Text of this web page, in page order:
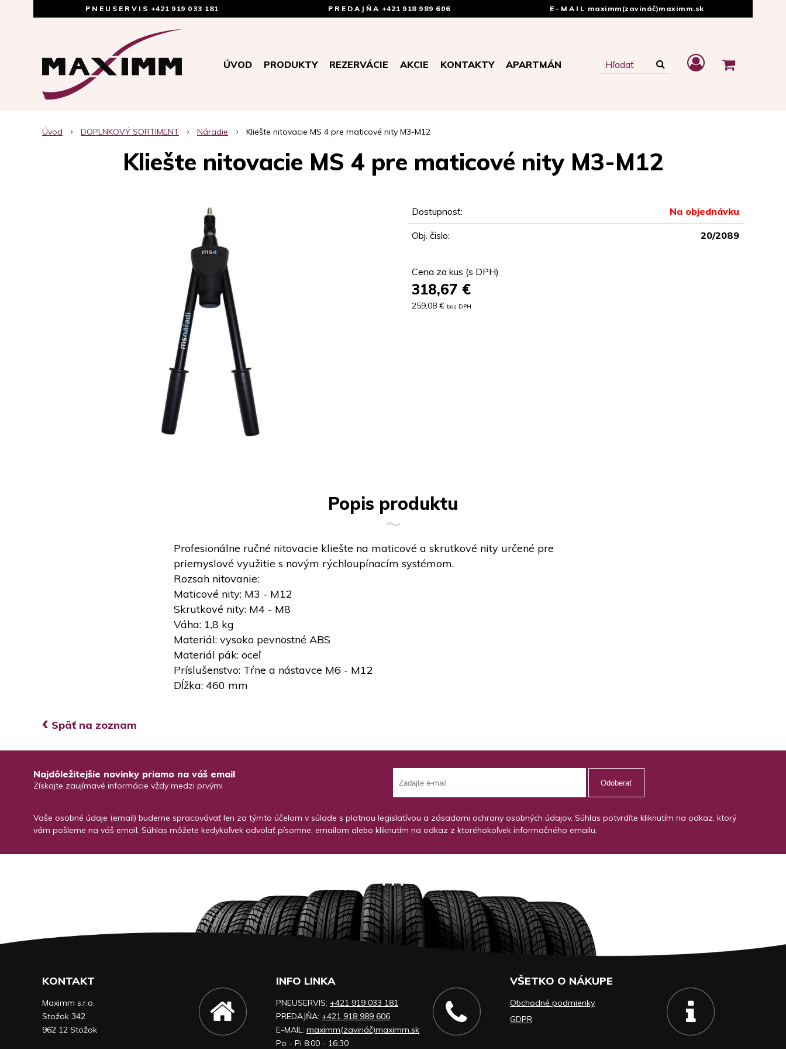
PNEUSERVIS +421 919 033 181 PREDAJŇA +421 918 989 606 E-MAIL maximm(zavináč)maximm.sk
ÚVOD PRODUKTY REZERVÁCIE AKCIE KONTAKTY APARTMÁN
Úvod DOPLNKOVÝ SORTIMENT Náradie Kliešte nitovacie MS 4 pre maticové nity M3-M12
Kliešte nitovacie MS 4 pre maticové nity M3-M12
Dostupnosť: Na objednávku
Obj. čislo: 20/2089
Cena za kus (s DPH)
318,67 €
259,08 € bez DPH
Popis produktu
Profesionálne ručné nitovacie kliešte na maticové a skrutkové nity určené pre
priemyslové využitie s novým rýchloupínacím systémom.
Rozsah nitovanie:
Maticové nity: M3 - M12
Skrutkové nity: M4 - M8
Váha: 1,8 kg
Materiál: vysoko pevnostné ABS
Materiál pák: oceľ
Príslušenstvo: Tŕne a nástavce M6 - M12
Dĺžka: 460 mm
‹ Späť na zoznam
Najdôležitejšie novinky priamo na váš email
Získajte zaujímavé informácie vždy medzi prvými Odoberať
Vaše osobné údaje (email) budeme spracovávať len za týmto účelom v súlade s platnou legislatívou a zásadami ochrany osobných údajov. Súhlas potvrdíte kliknutím na odkaz, ktorý
vám pošleme na váš email. Súhlas môžete kedykoľvek odvolať písomne, emailom alebo kliknutím na odkaz z ktoréhokoľvek informačného emailu.
KONTAKT
Maximm s.r.o.
Stožok 342
962 12 Stožok
INFO LINKA
PNEUSERVIS: +421 919 033 181
PREDAJŇA: +421 918 989 606
E-MAIL: maximm(zavináč)maximm.sk
Po - Pi 8:00 - 16:30
VŠETKO O NÁKUPE
Obchodné podmienky
GDPR